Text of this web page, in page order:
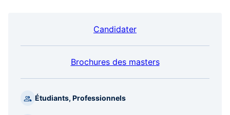
Candidater
Brochures des masters
Étudiants, Professionnels